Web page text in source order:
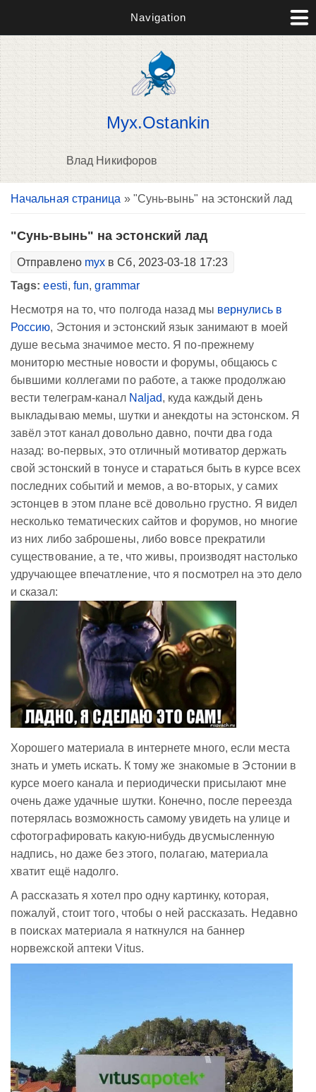
Navigation
Myx.Ostankin
Влад Никифоров
Вы здесь
Начальная страница » "Cунь-вынь" на эстонский лад
"Cунь-вынь" на эстонский лад
Отправлено myx в Сб, 2023-03-18 17:23
Tags:eesti,fun,grammar
Несмотря на то, что полгода назад мы вернулись в
Россию, Эстония и эстонский язык занимают в моей
душе весьма значимое место. Я по-прежнему
мониторю местные новости и форумы, общаюсь с
бывшими коллегами по работе, а также продолжаю
вести телеграм-канал Naljad, куда каждый день
выкладываю мемы, шутки и анекдоты на эстонском. Я
завёл этот канал довольно давно, почти два года
назад: во-первых, это отличный мотиватор держать
свой эстонский в тонусе и стараться быть в курсе всех
последних событий и мемов, а во-вторых, у самих
эстонцев в этом плане всё довольно грустно. Я видел
несколько тематических сайтов и форумов, но многие
из них либо заброшены, либо вовсе прекратили
существование, а те, что живы, производят настолько
удручающее впечатление, что я посмотрел на это дело
и сказал:
Хорошего материала в интернете много, если места
знать и уметь искать. К тому же знакомые в Эстонии в
курсе моего канала и периодически присылают мне
очень даже удачные шутки. Конечно, после переезда
потерялась возможность самому увидеть на улице и
сфотографировать какую-нибудь двусмысленную
надпись, но даже без этого, полагаю, материала
хватит ещё надолго.
А рассказать я хотел про одну картинку, которая,
пожалуй, стоит того, чтобы о ней рассказать. Недавно
в поисках материала я наткнулся на баннер
норвежской аптеки Vitus.